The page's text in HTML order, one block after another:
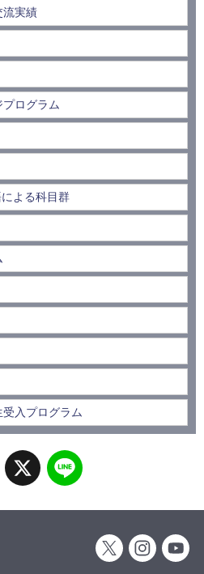
流実績
ログラム
よる科目群
入プログラム
Facebook
X